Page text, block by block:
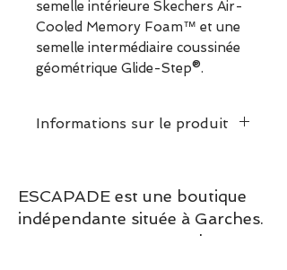
semelle intérieure Skechers Air-
Cooled Memory Foam™ et une
semelle intermédiaire coussinée
géométrique Glide-Step®.
Informations sur le produit
ESCAPADE est une boutique
indépendante située à Garches.
Vous pouvez commander en